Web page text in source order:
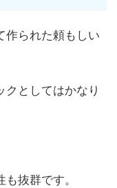
作られた頼もしい
としてはかなり
抜群です。